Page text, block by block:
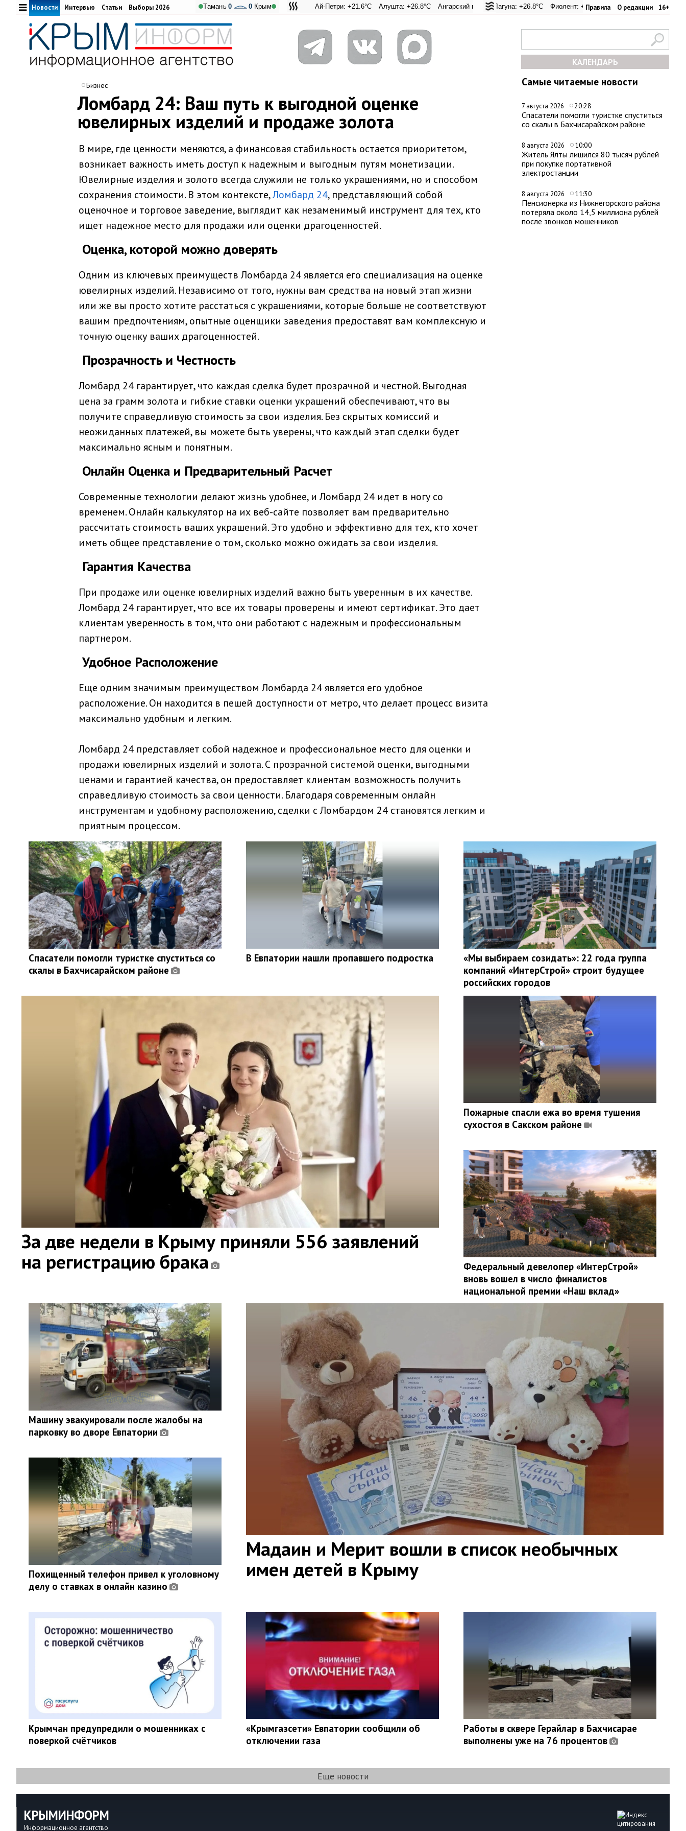
Правила О редакции 16+
Адмиральская Лагуна: +26.8°C Фиолент: +27.2°C Казачья бухта: +26.9°C
Ай-Петри: +21.6°C Алушта: +26.8°C Ангарский перевал: +23.3°C Евпатория: +29.2°C Керчь: +29.8°C Никитский сад:
Тамань 0 0 Крым
Новости Интервью Статьи Выборы 2026
КАЛЕНДАРЬ
Самые читаемые новости
7 августа 2026 20:28
Спасатели помогли туристке спуститься
со скалы в Бахчисарайском районе
8 августа 2026 10:00
Житель Ялты лишился 80 тысяч рублей
при покупке портативной
электростанции
8 августа 2026 11:30
Пенсионерка из Нижнегорского района
потеряла около 14,5 миллиона рублей
после звонков мошенников
Бизнес
Ломбард 24: Ваш путь к выгодной оценке
ювелирных изделий и продаже золота
В мире, где ценности меняются, а финансовая стабильность остается приоритетом,
возникает важность иметь доступ к надежным и выгодным путям монетизации.
Ювелирные изделия и золото всегда служили не только украшениями, но и способом
сохранения стоимости. В этом контексте,Ломбард 24, представляющий собой
оценочное и торговое заведение, выглядит как незаменимый инструмент для тех, кто
ищет надежное место для продажи или оценки драгоценностей.
Оценка, которой можно доверять
Одним из ключевых преимуществ Ломбарда 24 является его специализация на оценке
ювелирных изделий. Независимо от того, нужны вам средства на новый этап жизни
или же вы просто хотите расстаться с украшениями, которые больше не соответствуют
вашим предпочтениям, опытные оценщики заведения предоставят вам комплексную и
точную оценку ваших драгоценностей.
Прозрачность и Честность
Ломбард 24 гарантирует, что каждая сделка будет прозрачной и честной. Выгодная
цена за грамм золота и гибкие ставки оценки украшений обеспечивают, что вы
получите справедливую стоимость за свои изделия. Без скрытых комиссий и
неожиданных платежей, вы можете быть уверены, что каждый этап сделки будет
максимально ясным и понятным.
Онлайн Оценка и Предварительный Расчет
Современные технологии делают жизнь удобнее, и Ломбард 24 идет в ногу со
временем. Онлайн калькулятор на их веб-сайте позволяет вам предварительно
рассчитать стоимость ваших украшений. Это удобно и эффективно для тех, кто хочет
иметь общее представление о том, сколько можно ожидать за свои изделия.
Гарантия Качества
При продаже или оценке ювелирных изделий важно быть уверенным в их качестве.
Ломбард 24 гарантирует, что все их товары проверены и имеют сертификат. Это дает
клиентам уверенность в том, что они работают с надежным и профессиональным
партнером.
Удобное Расположение
Еще одним значимым преимуществом Ломбарда 24 является его удобное
расположение. Он находится в пешей доступности от метро, что делает процесс визита
максимально удобным и легким.
Ломбард 24 представляет собой надежное и профессиональное место для оценки и
продажи ювелирных изделий и золота. С прозрачной системой оценки, выгодными
ценами и гарантией качества, он предоставляет клиентам возможность получить
справедливую стоимость за свои ценности. Благодаря современным онлайн
инструментам и удобному расположению, сделки с Ломбардом 24 становятся легким и
приятным процессом.
Спасатели помогли туристке спуститься со
скалы в Бахчисарайском районе
В Евпатории нашли пропавшего подростка
«Мы выбираем созидать»: 22 года группа
компаний «ИнтерСтрой» строит будущее
российских городов
За две недели в Крыму приняли 556 заявлений
на регистрацию брака
Пожарные спасли ежа во время тушения
сухостоя в Сакском районе
Федеральный девелопер «ИнтерСтрой»
вновь вошел в число финалистов
национальной премии «Наш вклад»
Мадаин и Мерит вошли в список необычных
имен детей в Крыму
Машину эвакуировали после жалобы на
парковку во дворе Евпатории
Похищенный телефон привел к уголовному
делу о ставках в онлайн казино
Крымчан предупредили о мошенниках с
поверкой счётчиков
«Крымгазсети» Евпатории сообщили об
отключении газа
Работы в сквере Герайлар в Бахчисарае
выполнены уже на 76 процентов
Еще новости
КРЫМИНФОРМ
Информационное агентство